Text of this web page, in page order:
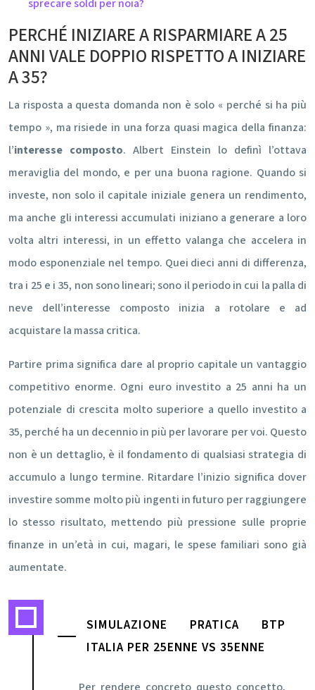
sprecare soldi per noia?
PERCHÉ INIZIARE A RISPARMIARE A 25
ANNI VALE DOPPIO RISPETTO A INIZIARE
A 35?
La risposta a questa domanda non è solo « perché si ha più
tempo », ma risiede in una forza quasi magica della finanza:
l’interesse composto. Albert Einstein lo definì l’ottava
meraviglia del mondo, e per una buona ragione. Quando si
investe, non solo il capitale iniziale genera un rendimento,
ma anche gli interessi accumulati iniziano a generare a loro
volta altri interessi, in un effetto valanga che accelera in
modo esponenziale nel tempo. Quei dieci anni di differenza,
tra i 25 e i 35, non sono lineari; sono il periodo in cui la palla di
neve dell’interesse composto inizia a rotolare e ad
acquistare la massa critica.
Partire prima significa dare al proprio capitale un vantaggio
competitivo enorme. Ogni euro investito a 25 anni ha un
potenziale di crescita molto superiore a quello investito a
35, perché ha un decennio in più per lavorare per voi. Questo
non è un dettaglio, è il fondamento di qualsiasi strategia di
accumulo a lungo termine. Ritardare l’inizio significa dover
investire somme molto più ingenti in futuro per raggiungere
lo stesso risultato, mettendo più pressione sulle proprie
finanze in un’età in cui, magari, le spese familiari sono già
aumentate.
SIMULAZIONE PRATICA BTP
ITALIA PER 25ENNE VS 35ENNE